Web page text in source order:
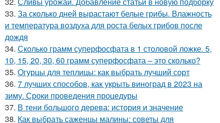
33. За сколько дней вырастают белые грибы. Влажность
и температура воздуха для роста белых грибов после
дождя
34. Сколько грамм суперфосфата в 1 столовой ложке. 5,
10, 15, 20, 30, 60 грамм суперфосфата – это сколько?
35. Огурцы для теплицы: как выбрать лучший сорт
36. 7 лучших способов, как укрыть виноград в 2023 на
зиму. Сроки проведения процедуры
37. В тени большого дерева: история и значение
38. Как выбрать саженцы малины: советы для